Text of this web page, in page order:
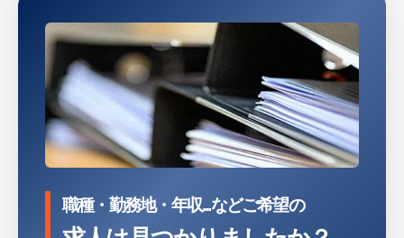
設計部：4名（筐体設計を含む）
【入社後】
・約4か月間、OJTを中心とした研修を受け
ていただき、社内システム使い方、顧客提案
の手法安など、日常業務を回せるようにフォ
ローをいたします。
て仕事を進めていきますが、直接お客様とや
りとりをしたり、製品のフォローまで関わる
職種・勤務地・年収...などご希望の